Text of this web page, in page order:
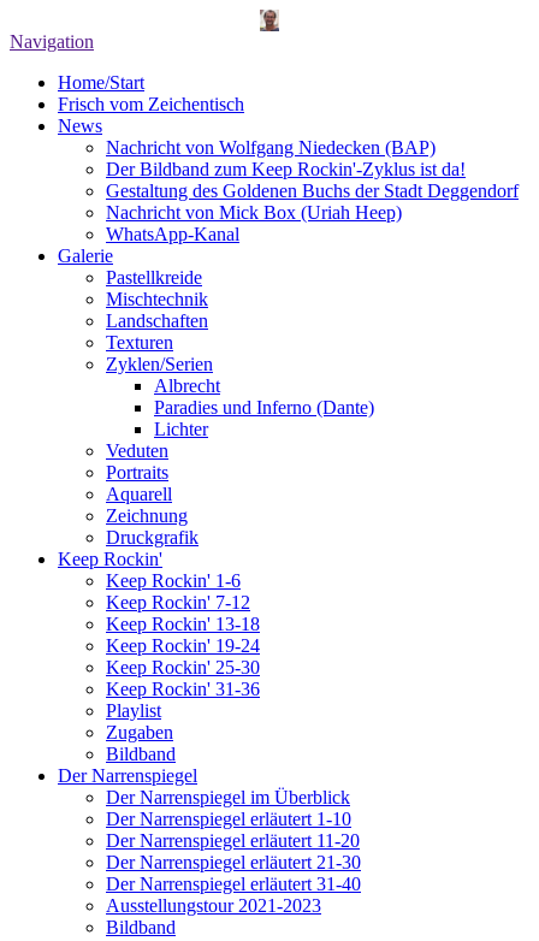
Navigation
Home/Start
Frisch vom Zeichentisch
News
Nachricht von Wolfgang Niedecken (BAP)
Der Bildband zum Keep Rockin'-Zyklus ist da!
Gestaltung des Goldenen Buchs der Stadt Deggendorf
Nachricht von Mick Box (Uriah Heep)
WhatsApp-Kanal
Galerie
Pastellkreide
Mischtechnik
Landschaften
Texturen
Zyklen/Serien
Albrecht
Paradies und Inferno (Dante)
Lichter
Veduten
Portraits
Aquarell
Zeichnung
Druckgrafik
Keep Rockin'
Keep Rockin' 1-6
Keep Rockin' 7-12
Keep Rockin' 13-18
Keep Rockin' 19-24
Keep Rockin' 25-30
Keep Rockin' 31-36
Playlist
Zugaben
Bildband
Der Narrenspiegel
Der Narrenspiegel im Überblick
Der Narrenspiegel erläutert 1-10
Der Narrenspiegel erläutert 11-20
Der Narrenspiegel erläutert 21-30
Der Narrenspiegel erläutert 31-40
Ausstellungstour 2021-2023
Bildband